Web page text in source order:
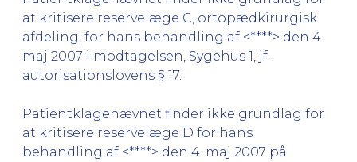
at kritisere reservelæge C, ortopædkirurgisk
afdeling, for hans behandling af <****> den 4.
maj 2007 i modtagelsen, Sygehus 1, jf.
autorisationslovens § 17.
Patientklagenævnet finder ikke grundlag for
at kritisere reservelæge D for hans
behandling af <****> den 4. maj 2007 på